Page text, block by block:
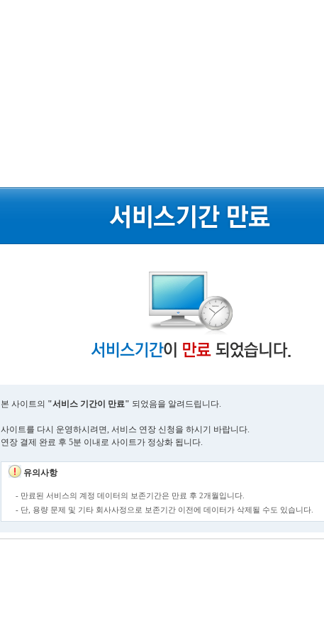
본 사이트의 "서비스 기간이 만료" 되었음을 알려드립니다.
사이트를 다시 운영하시려면, 서비스 연장 신청을 하시기 바랍니다.
연장 결제 완료 후 5분 이내로 사이트가 정상화 됩니다.
유의사항
- 만료된 서비스의 계정 데이터의 보존기간은 만료 후 2개월입니다.
- 단, 용량 문제 및 기타 회사사정으로 보존기간 이전에 데이터가 삭제될 수도 있습니다.